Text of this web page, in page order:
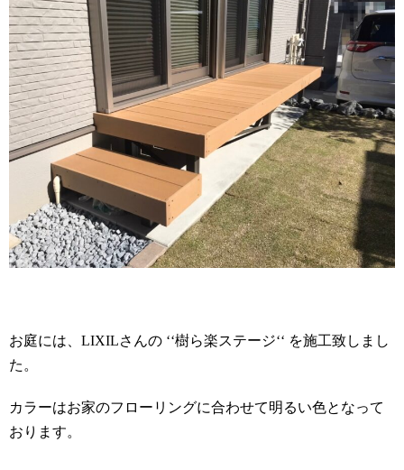
お庭には、LIXILさんの ‘‘樹ら楽ステージ‘‘ を施工致しまし
た。
カラーはお家のフローリングに合わせて明るい色となって
おります。